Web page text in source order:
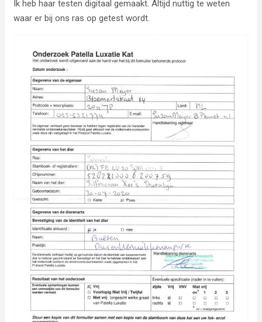
Ik heb haar testen digitaal gemaakt. Altijd nuttig te weten
waar er bij ons ras op getest wordt.